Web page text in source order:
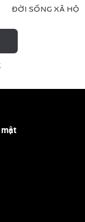
ĐỜI SỐNG XÃ HỘI
mật